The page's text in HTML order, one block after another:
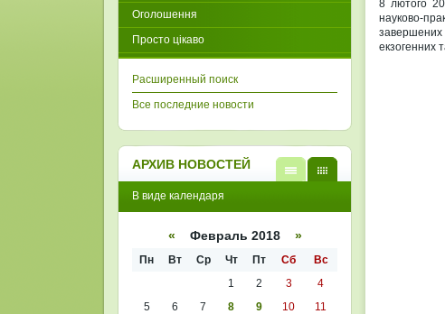
8 лютого
науково-
екзогенних
Оголошення
Просто цікаво
Расширенный поиск
Все последние новости
АРХИВ НОВОСТЕЙ
кален
списк
В виде календаря
« Февраль 2018 »
Пн Вт Ср Чт Пт Сб
Вс
1
2 3
4
5
6 7 8 9 10
11